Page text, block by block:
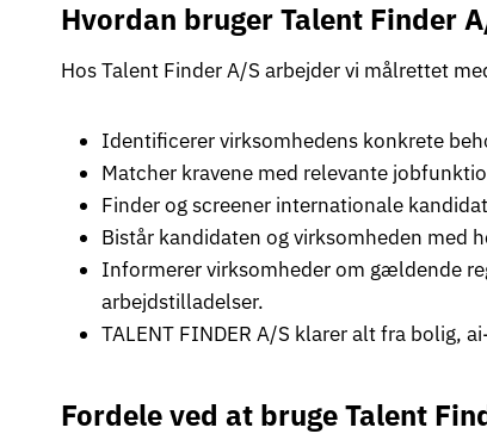
Hvordan bruger Talent Finder
Hos Talent Finder A/S arbejder vi målrettet
Identificerer virksomhedens konkrete
Matcher kravene med relevante
Finder og screener internationale
Bistår kandidaten og virksomheden med
Informerer virksomheder om gældende
arbejdstilladelser.
TALENT FINDER A/S klarer alt fra bolig,
Fordele ved at bruge Talent